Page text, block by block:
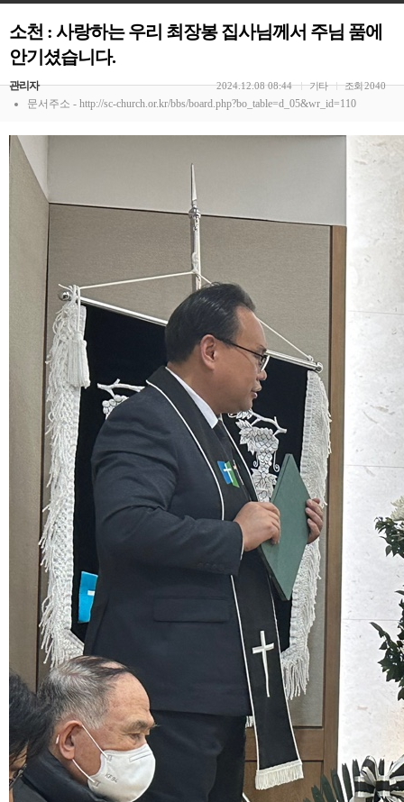
소천 : 사랑하는 우리 최장봉 집사님께서 주님 품에
안기셨습니다.
관리자 조회2040
기타
2024.12.08 08:44
문서주소 - http://sc-church.or.kr/bbs/board.php?bo_table=d_05&wr_id=110